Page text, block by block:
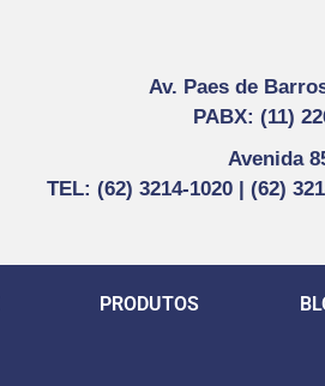
Av. Paes de
PABX: (11)
Avenida
TEL: (62) 3214-1020 | (62)
PRODUTOS